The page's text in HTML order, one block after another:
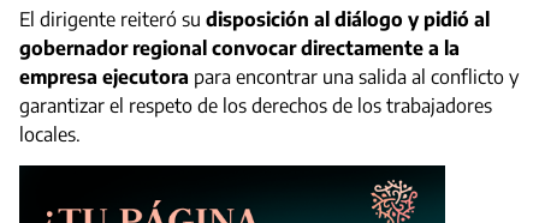
El dirigente reiteró su disposición al diálogo y pidió al
gobernador regional convocar directamente a la
empresa ejecutora para encontrar una salida al conflicto y
garantizar el respeto de los derechos de los trabajadores
locales.